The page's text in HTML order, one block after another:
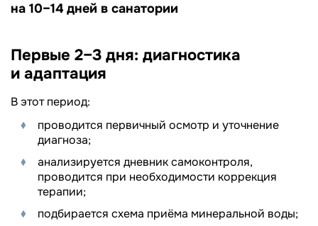
на 10–14 дней в санатории
Первые 2–3 дня: диагностика
и адаптация
В этот период:
проводится первичный осмотр и уточнение
диагноза;
анализируется дневник самоконтроля,
проводится при необходимости коррекция
терапии;
подбирается схема приёма минеральной воды;